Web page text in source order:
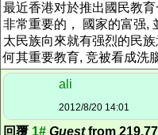
最近香港对於推出國民教
非常重要的， 國家的富强,
太民族向來就有强烈的民
何其重要教育, 竞被看成
ali
2012/8/20 14:01
回覆 1# Guestfrom